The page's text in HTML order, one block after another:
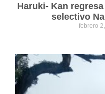
Haruki- Kan
selectivo
febrero